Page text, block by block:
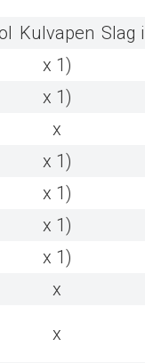
Kulvapen Slag
x 1)
x 1)
x
x 1)
x 1)
x 1)
x 1)
x
x